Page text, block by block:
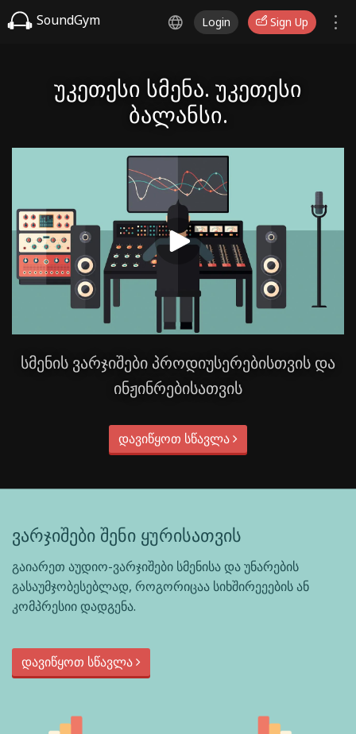
SoundGym Login Sign Up
უკეთესი სმენა. უკეთესი
ბალანსი.
სმენის ვარჯიშები პროდიუსერებისთვის და
ინჟინრებისათვის
დავიწყოთ სწავლა
ვარჯიშები შენი ყურისათვის
გაიარეთ აუდიო-ვარჯიშები სმენისა და უნარების
გასაუმჯობესებლად, როგორიცაა სიხშირეეების ან
კომპრესიი დადგენა.
დავიწყოთ სწავლა